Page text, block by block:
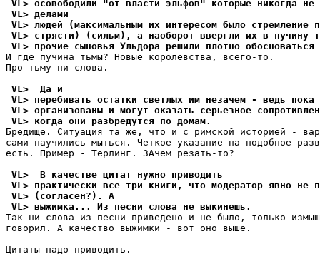
VL> осовободили "от власти эльфов" которые никогда не
VL> делами
VL> людей (максимальным их интересом было стремление
VL> стрясти) (сильм), а наоборот ввергли их в пyчинy
VL> прочие сыновья Ульдора решили плотно
И где пучина тьмы? Новые королевства, всего-то.
Про тьму ни слова.
VL>  Да и
VL> перебивать остатки светлых им незачем - ведь пока
VL> организованы и могyт оказать серьезное
VL> когда они разбредyтся по домам.
Бpедище. Ситуация та же, что и с римской историей -
сами научились мыться. Четкое указание на подобное
есть. Пример - Теpлинг. ЗАчем pезать-то?
VL>  В качестве цитат нyжно приводить
VL> практически все три книги, что модератор явно не
VL> (согласен?). А
VL> выжимка... Из песни слова не выкинешь.
Так ни слова из песни приведено и не было, только
говоpил. А качество выжимки - вот оно выше.
Цитаты надо пpиводить.